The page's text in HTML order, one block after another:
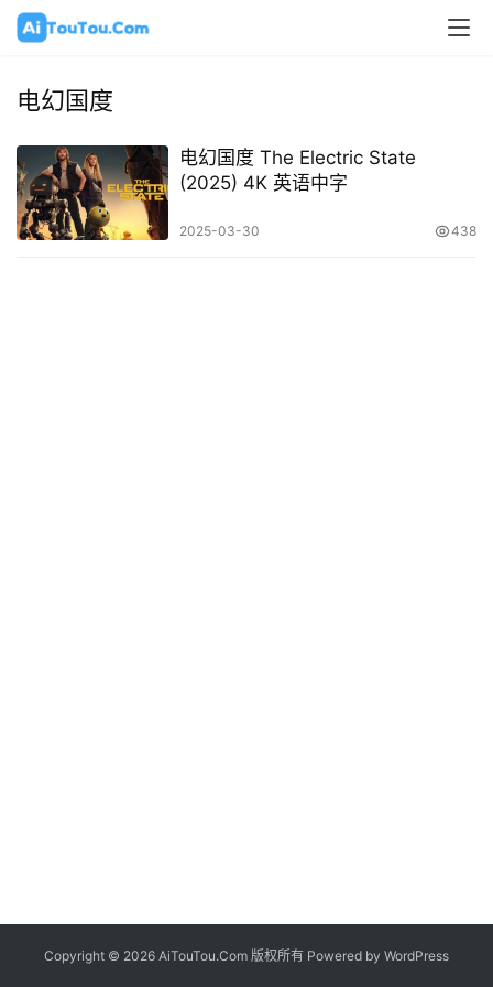
电幻国度
电幻国度 The Electric State
(2025) 4K 英语中字
2025-03-30 438
Copyright © 2026 AiTouTou.Com 版权所有 Powered by WordPress